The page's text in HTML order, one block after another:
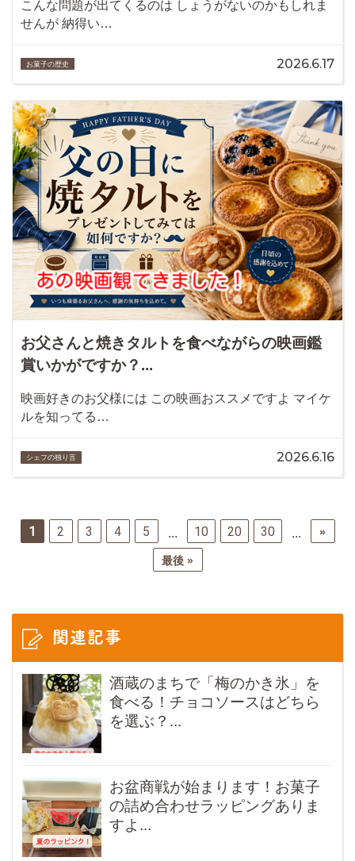
こんな問題が出てくるのは しょうがないのかもしれま
せんが 納得い…
お菓子の歴史 2026.6.17
お父さんと焼きタルトを食べながらの映画鑑
賞いかがですか？...
映画好きのお父様には この映画おススメですよ マイケ
ルを知ってる…
シェフの独り言 2026.6.16
1 2 3 4 5 ... 10 20 30 ... »
最後 »
関連記事
酒蔵のまちで「梅のかき氷」を
食べる！チョコソースはどちら
を選ぶ？...
お盆商戦が始まります！お菓子
の詰め合わせラッピングありま
すよ...